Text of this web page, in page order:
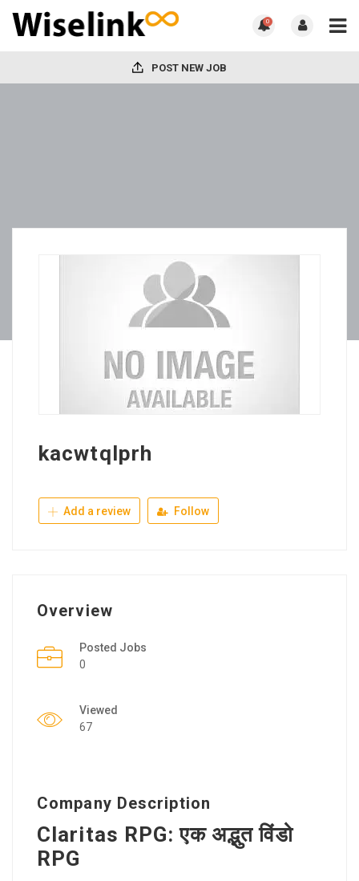
0
POST NEW JOB
kacwtqlprh
Add a review Follow
Overview
Posted Jobs
0
Viewed
67
Company Description
Claritas RPG: एक अद्भुत विंडो
RPG